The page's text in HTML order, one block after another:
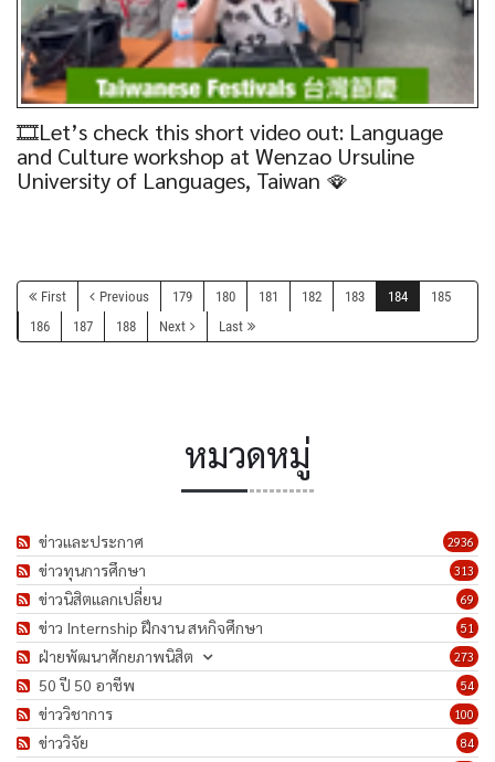
🎞️Let’s check this short video out: Language
and Culture workshop at Wenzao Ursuline
University of Languages, Taiwan 🪭
First Previous 179 180 181 182 183 184
185
186
187 188 Next Last
หมวดหมู่
2936
ข่าวและประกาศ
313
ข่าวทุนการศึกษา
69
ข่าวนิสิตแลกเปลี่ยน
51
ข่าว Internship ฝึกงาน สหกิจศึกษา
273
ฝ่ายพัฒนาศักยภาพนิสิต
54
50 ปี 50 อาชีพ
100
ข่าววิชาการ
84
ข่าววิจัย